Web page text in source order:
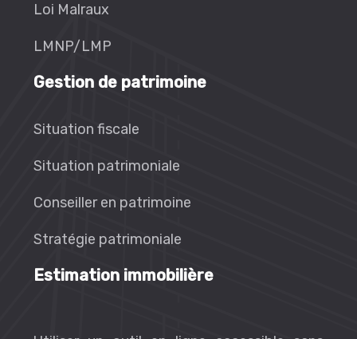
Loi Malraux
LMNP/LMP
Gestion de patrimoine
Situation fiscale
Situation patrimoniale
Conseiller en patrimoine
Stratégie patrimoniale
Estimation immobilière